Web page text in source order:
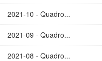
2021-10 - Quadro...
2021-09 - Quadro...
2021-08 - Quadro...